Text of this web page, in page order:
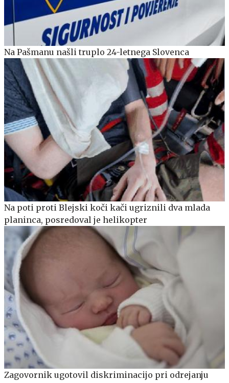
Na Pašmanu našli truplo 24-letnega Slovenca
Na poti proti Blejski koči kači ugriznili dva mlada
planinca, posredoval je helikopter
Zagovornik ugotovil diskriminacijo pri odrejanju